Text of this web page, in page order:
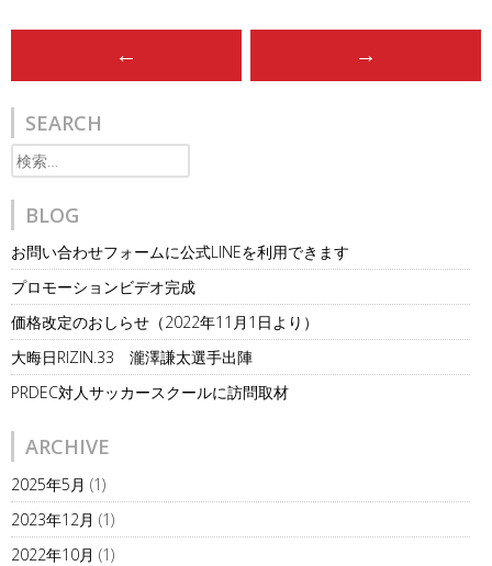
navigation
← →
SEARCH
検
索:
BLOG
お問い合わせフォームに公式LINEを利用できます
プロモーションビデオ完成
価格改定のおしらせ（2022年11月1日より）
大晦日RIZIN.33 瀧澤謙太選手出陣
PRDEC対人サッカースクールに訪問取材
ARCHIVE
2025年5月 (1)
2023年12月 (1)
2022年10月 (1)